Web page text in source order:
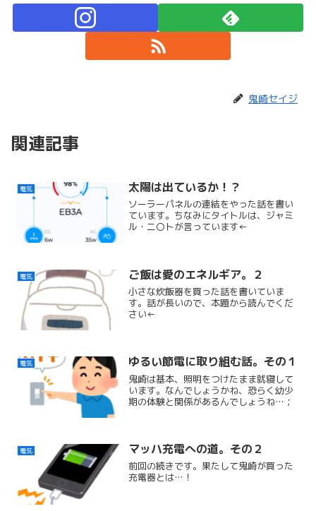
鬼崎セイジ
関連記事
電気 太陽は出ているか！？
ソーラーパネルの連結をやった話を書い
ています。ちなみにタイトルは、ジャミ
ル・ニ〇トが言っています←
電気 ご飯は愛のエネルギア。２
小さな炊飯器を買った話を書いていま
す。話が長いので、本題から読んでくだ
さい←
電気 ゆるい節電に取り組む話。その１
鬼崎は基本、照明をつけたまま就寝して
います。なんでしょうかね、恐らく幼少
期の体験と関係があるんでしょうね…；
電気 マッハ充電への道。その２
前回の続きです。果たして鬼崎が買った
充電器とは…！